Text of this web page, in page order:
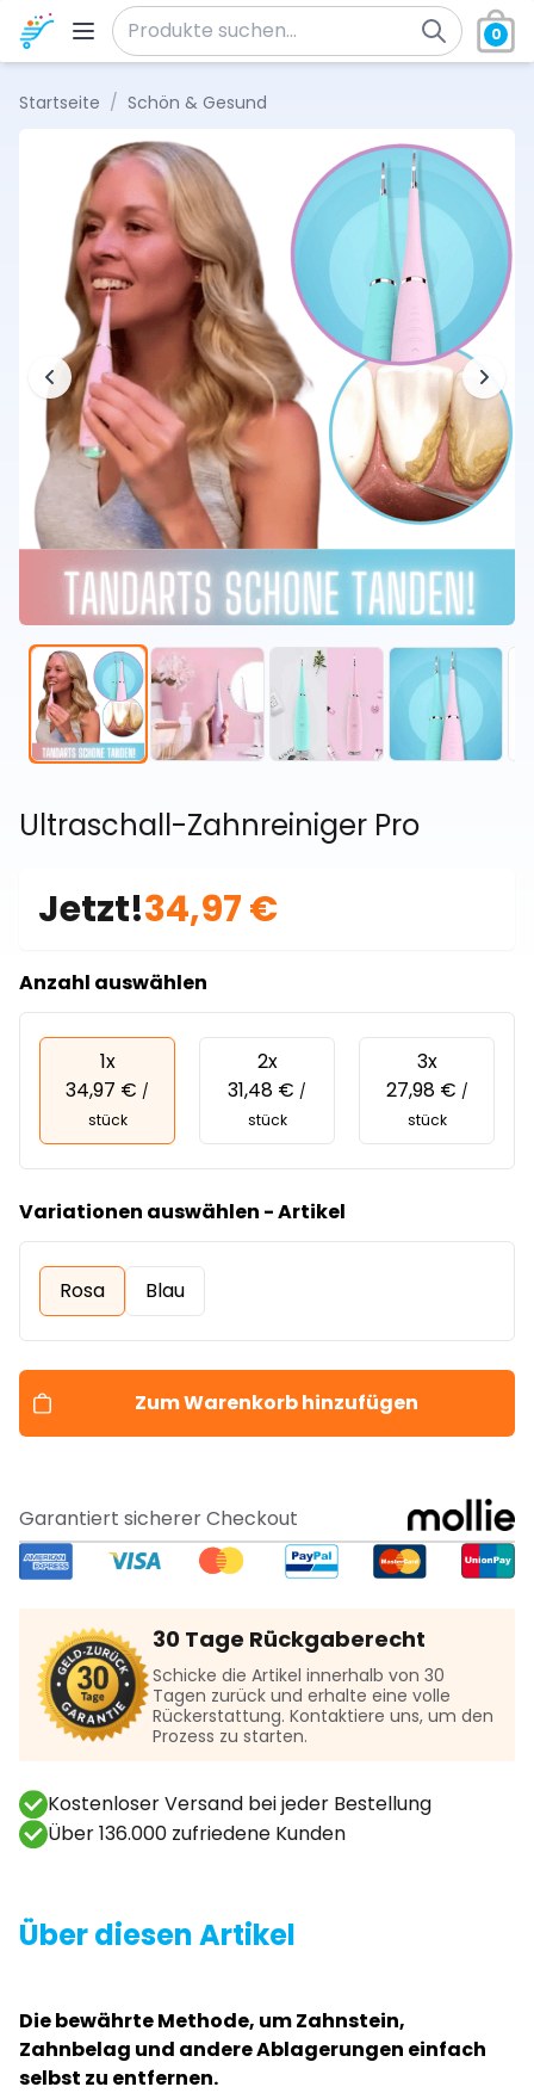
Zum Inhalt springen
Suche nach:
0
Startseite / Schön & Gesund
Ultraschall-Zahnreiniger Pro
Jetzt!34,97 €
Anzahl auswählen
1x
34,97 € /
stück
2x
31,48 € /
stück
3x
27,98 € /
stück
Variationen auswählen - Artikel
Rosa Blau
Zum Warenkorb hinzufügen
Garantiert sicherer Checkout
30 Tage Rückgaberecht
Schicke die Artikel innerhalb von 30
Tagen zurück und erhalte eine volle
Rückerstattung. Kontaktiere uns, um den
Prozess zu starten.
Kostenloser Versand bei jeder Bestellung
Über 136.000 zufriedene Kunden
Über diesen Artikel
Die bewährte Methode, um Zahnstein,
Zahnbelag und andere Ablagerungen einfach
selbst zu entfernen.